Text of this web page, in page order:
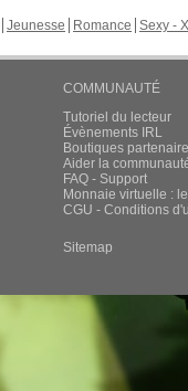
Jeunesse Romance Sexy -
COMMUNAUTÉ
Tutoriel du lecteur
Évènements IRL
Boutiques
Aider la
FAQ - Support
Monnaie virtuelle :
CGU - Conditions
Sitemap